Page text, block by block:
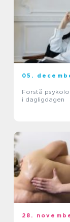
05.
Forstå
i dagligdagen
28.